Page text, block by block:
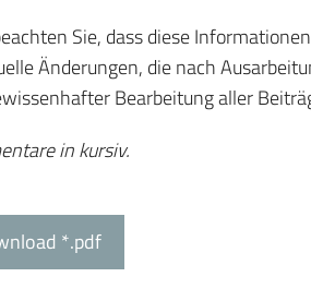
Sie, dass diese
Änderungen, die nach
Bearbeitung aller
in kursiv.
*.pdf